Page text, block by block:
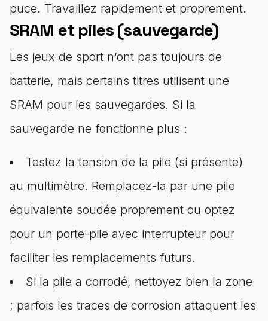
puce. Travaillez rapidement et proprement.
SRAM et piles (sauvegarde)
Les jeux de sport n’ont pas toujours de
batterie, mais certains titres utilisent une
SRAM pour les sauvegardes. Si la
sauvegarde ne fonctionne plus :
Testez la tension de la pile (si présente)
au multimètre. Remplacez-la par une pile
équivalente soudée proprement ou optez
pour un porte-pile avec interrupteur pour
faciliter les remplacements futurs.
Si la pile a corrodé, nettoyez bien la zone
; parfois les traces de corrosion attaquent les